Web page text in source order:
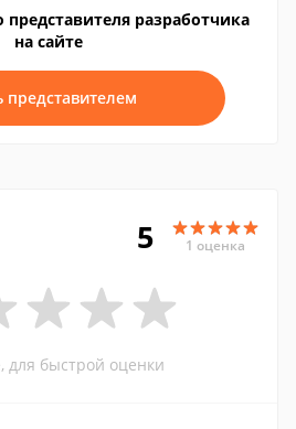
разработчика
на сайте
представителем
5 1 оценка
для быстрой оценки